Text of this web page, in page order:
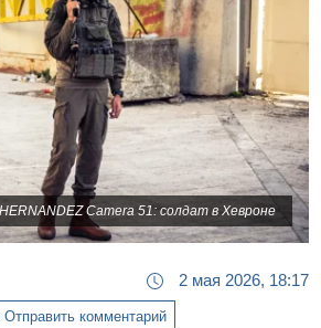
Camera 51: солдат в Хевроне
2 мая 2026, 18:17
Отправить комментарий